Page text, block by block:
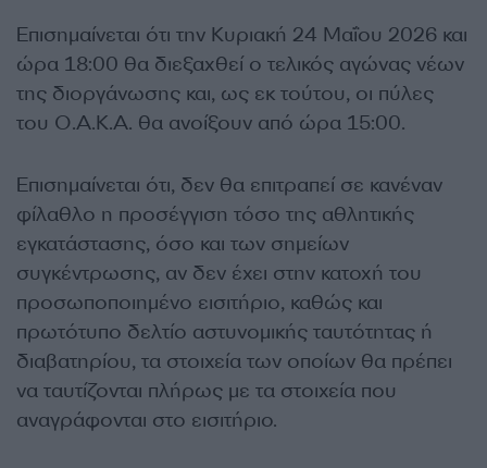
Επισημαίνεται ότι την Κυριακή 24 Μαΐου 2026 και
ώρα 18:00 θα διεξαχθεί ο τελικός αγώνας νέων
της διοργάνωσης και, ως εκ τούτου, οι πύλες
του Ο.Α.Κ.Α. θα ανοίξουν από ώρα 15:00.
Επισημαίνεται ότι, δεν θα επιτραπεί σε κανέναν
φίλαθλο η προσέγγιση τόσο της αθλητικής
εγκατάστασης, όσο και των σημείων
συγκέντρωσης, αν δεν έχει στην κατοχή του
προσωποποιημένο εισιτήριο, καθώς και
πρωτότυπο δελτίο αστυνομικής ταυτότητας ή
διαβατηρίου, τα στοιχεία των οποίων θα πρέπει
να ταυτίζονται πλήρως με τα στοιχεία που
αναγράφονται στο εισιτήριο.